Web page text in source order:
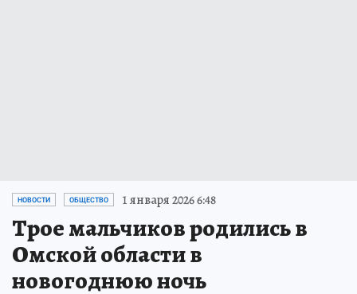
НОВОСТИ ОБЩЕСТВО 1 января 2026 6:48
Трое мальчиков родились в
Омской области в
новогоднюю ночь